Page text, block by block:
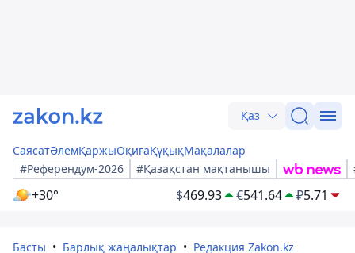
Қаз
СаясатӘлемҚаржыОқиғаҚұқықМақалалар
#Референдум-2026
#Қазақстан мақтанышы
+30° $469.93 €541.64 ₽5.71
Басты Барлық жаңалықтар Редакция Zakon.kz